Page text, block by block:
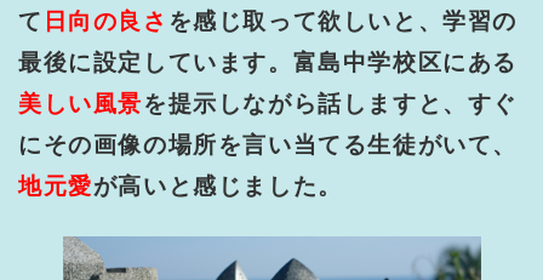
て 日向の良さ を感じ取って欲しいと、学習の
最後に設定しています。富島中学校区にある
美しい風景を提示しながら話しますと、すぐ
にその画像の場所を言い当てる生徒がいて、
地元愛が高いと感じました。